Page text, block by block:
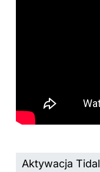
Aktywacja Tidal